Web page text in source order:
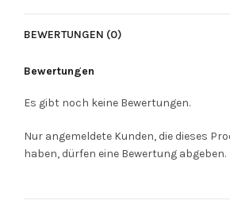
BEWERTUNGEN (0)
Bewertungen
Es gibt noch keine Bewertungen.
Nur angemeldete Kunden, die dieses
haben, dürfen eine Bewertung abgeben.